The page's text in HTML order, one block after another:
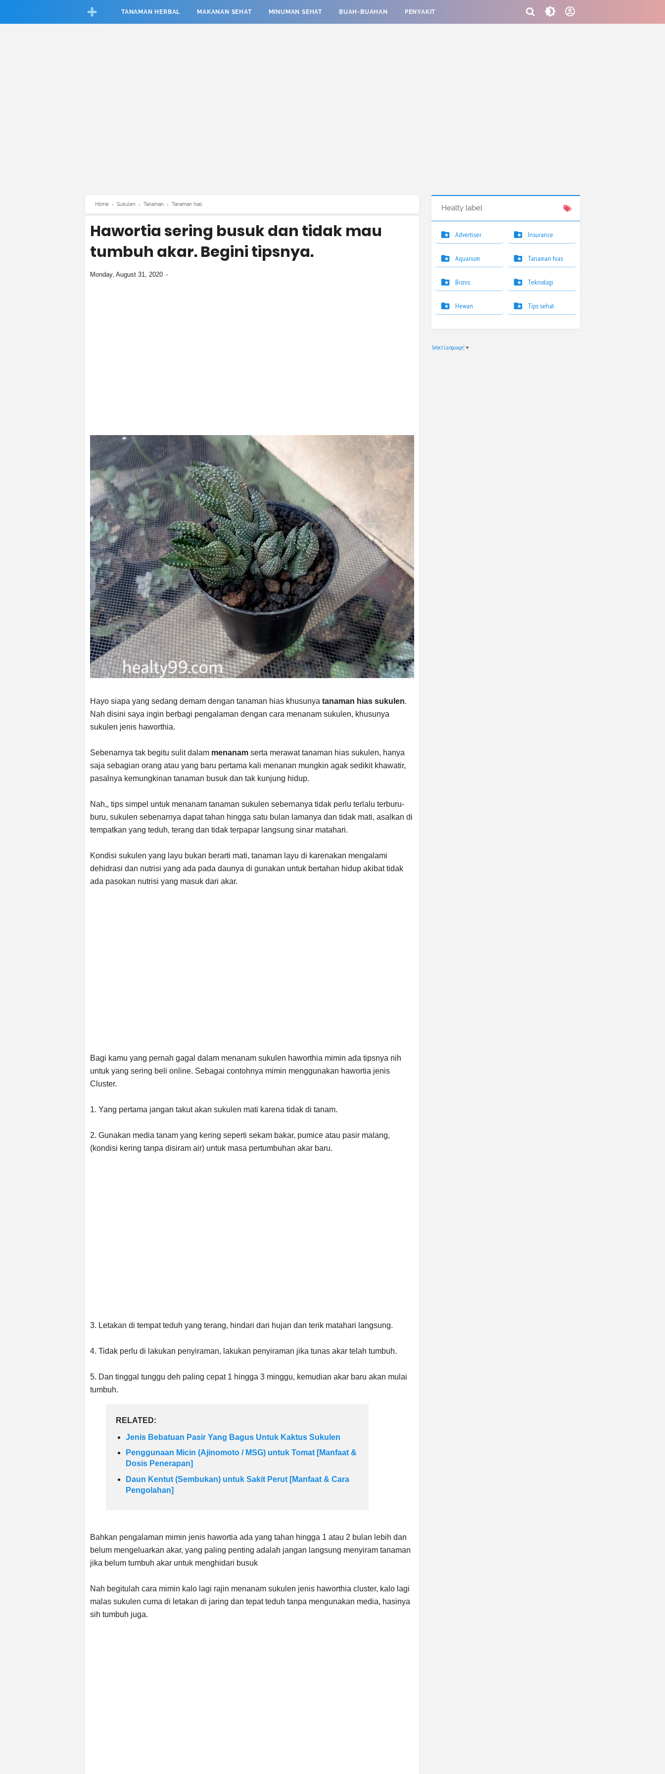
TANAMAN HERBAL
MAKANAN SEHAT MINUMAN SEHAT BUAH-BUAHAN PENYAKIT
Home › Sukulen › Tanaman › Tanaman hias
Hawortia sering busuk dan tidak mau
tumbuh akar. Begini tipsnya.
Monday, August 31, 2020
Hayo siapa yang sedang demam dengan tanaman hias khusunya tanaman hias sukulen.
Nah disini saya ingin berbagi pengalaman dengan cara menanam sukulen, khusunya
sukulen jenis haworthia.
Sebenarnya tak begitu sulit dalam menanam serta merawat tanaman hias sukulen, hanya
saja sebagian orang atau yang baru pertama kali menanan mungkin agak sedikit khawatir,
pasalnya kemungkinan tanaman busuk dan tak kunjung hidup.
Nah,, tips simpel untuk menanam tanaman sukulen sebernanya tidak perlu terlalu terburu-
buru, sukulen sebenarnya dapat tahan hingga satu bulan lamanya dan tidak mati, asalkan di
tempatkan yang teduh, terang dan tidak terpapar langsung sinar matahari.
Kondisi sukulen yang layu bukan berarti mati, tanaman layu di karenakan mengalami
dehidrasi dan nutrisi yang ada pada daunya di gunakan untuk bertahan hidup akibat tidak
ada pasokan nutrisi yang masuk dari akar.
Bagi kamu yang pernah gagal dalam menanam sukulen haworthia mimin ada tipsnya nih
untuk yang sering beli online. Sebagai contohnya mimin menggunakan hawortia jenis
Cluster.
1. Yang pertama jangan takut akan sukulen mati karena tidak di tanam.
2. Gunakan media tanam yang kering seperti sekam bakar, pumice atau pasir malang,
(kondisi kering tanpa disiram air) untuk masa pertumbuhan akar baru.
3. Letakan di tempat teduh yang terang, hindari dari hujan dan terik matahari langsung.
4. Tidak perlu di lakukan penyiraman, lakukan penyiraman jika tunas akar telah tumbuh.
5. Dan tinggal tunggu deh paling cepat 1 hingga 3 minggu, kemudian akar baru akan mulai
tumbuh.
RELATED:
Jenis Bebatuan Pasir Yang Bagus Untuk Kaktus Sukulen
Penggunaan Micin (Ajinomoto / MSG) untuk Tomat [Manfaat &
Dosis Penerapan]
Daun Kentut (Sembukan) untuk Sakit Perut [Manfaat & Cara
Pengolahan]
Bahkan pengalaman mimin jenis hawortia ada yang tahan hingga 1 atau 2 bulan lebih dan
belum mengeluarkan akar, yang paling penting adalah jangan langsung menyiram tanaman
jika belum tumbuh akar untuk menghidari busuk
Nah begitulah cara mimin kalo lagi rajin menanam sukulen jenis haworthia cluster, kalo lagi
malas sukulen cuma di letakan di jaring dan tepat teduh tanpa mengunakan media, hasinya
sih tumbuh juga.
Healty label
Advertiser
Aquarium
Bisnis
Hewan
Insurance
Tanaman hias
Teknologi
Tips sehat
Select Language ▼